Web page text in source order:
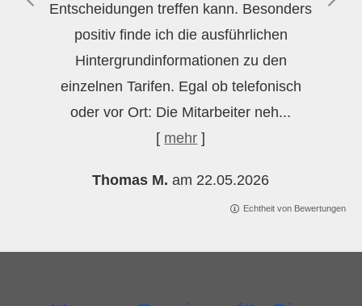
Entscheidungen treffen kann. Besonders
positiv finde ich die ausführlichen
Hintergrundinformationen zu den
einzelnen Tarifen. Egal ob telefonisch
oder vor Ort: Die Mitarbeiter neh...
[ mehr ]
Thomas M. am 22.05.2026
Echtheit von Bewertungen